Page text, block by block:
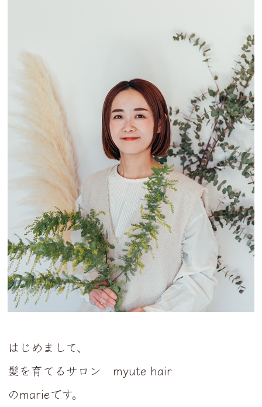
はじめまして、
髪を育てるサロン myute hair
のmarieです。